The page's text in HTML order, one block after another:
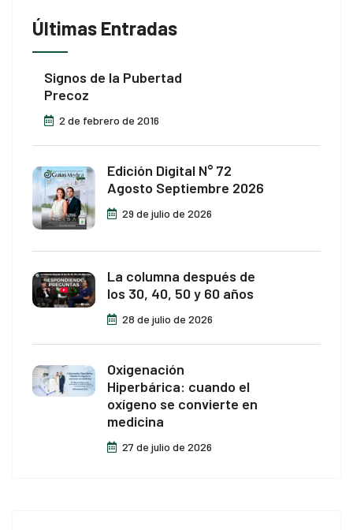
Últimas Entradas
Signos de la Pubertad
Precoz
2 de febrero de 2016
Edición Digital N° 72
Agosto Septiembre 2026
29 de julio de 2026
La columna después de
los 30, 40, 50 y 60 años
28 de julio de 2026
Oxigenación
Hiperbárica: cuando el
oxígeno se convierte en
medicina
27 de julio de 2026